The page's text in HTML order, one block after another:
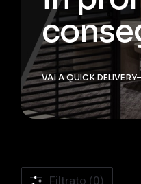
VAI A QUICK DELIVERY